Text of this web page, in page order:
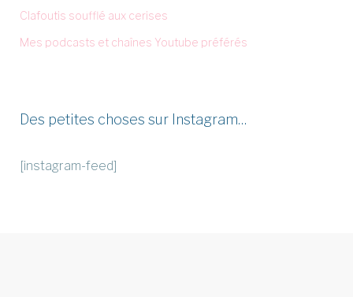
Clafoutis soufflé aux cerises
Mes podcasts et chaînes Youtube préférés
Des petites choses sur Instagram…
[instagram-feed]